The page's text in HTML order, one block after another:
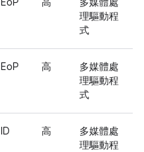
理驅動程
式
EoP 高
多媒體處
理驅動程
式
ID 高
多媒體處
理驅動程